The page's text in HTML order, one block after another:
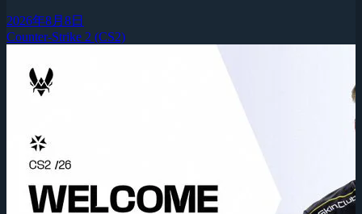
2026年8月8日
Counter-Strike 2 (CS2)